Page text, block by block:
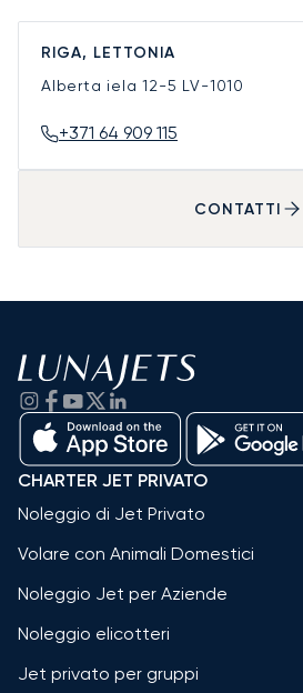
RIGA, LETTONIA
Alberta iela 12-5 LV-1010
+371 64 909 115
CONTATTI
CHARTER JET PRIVATO
Noleggio di Jet Privato
Volare con Animali Domestici
Noleggio Jet per Aziende
Noleggio elicotteri
Jet privato per gruppi